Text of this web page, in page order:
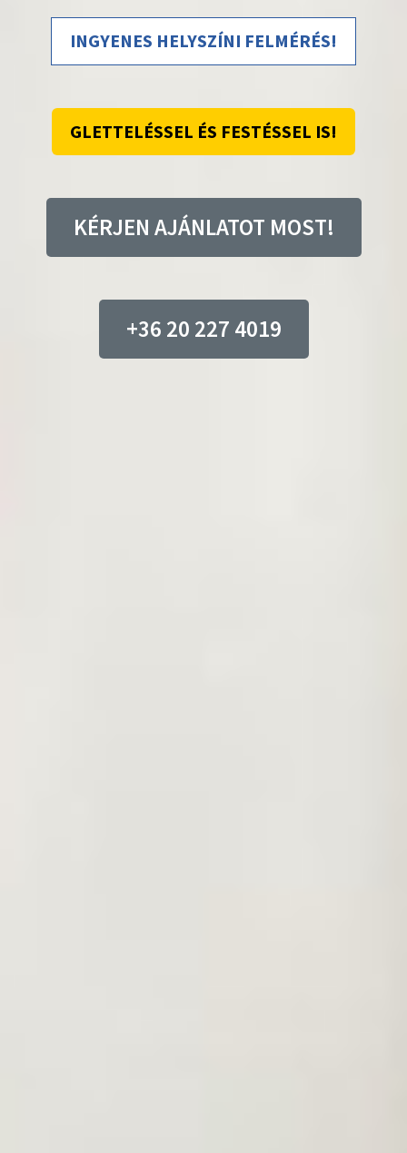
INGYENES HELYSZÍNI FELMÉRÉS!
GLETTELÉSSEL ÉS FESTÉSSEL IS!
KÉRJEN AJÁNLATOT MOST!
+36 20 227 4019